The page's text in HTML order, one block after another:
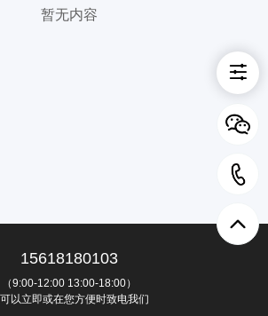
暂无内容
15618180103
（9:00-12:00 13:00-18:00）
以立即或在您方便时致电我们